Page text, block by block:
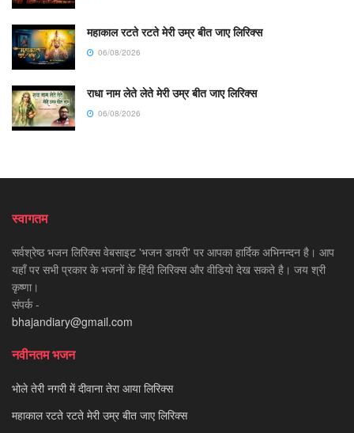
महाकाल रटते रटते मेरी उम्र बीत जाए लिरिक्स
06/08/2026
राधा नाम लेते लेते मेरी उम्र बीत जाए लिरिक्स
06/08/2026
स्वागतम
सर्वश्रेष्ठ भजन लिरिक्स वेबसाइट 'भजन डायरी' पर आपका हार्दिक अभिनन्दन है। आप
यहाँ पर सभी प्रकार के भजनों के हिंदी लिरिक्स और वीडियो देख सकते है। जय श्री
कृष्णा।
संपर्क -
bhajandiary@gmail.com
नवीनतम भजन
भोले तेरी नगरी में दीवाना तेरा आया लिरिक्स
महाकाल रटते रटते मेरी उम्र बीत जाए लिरिक्स